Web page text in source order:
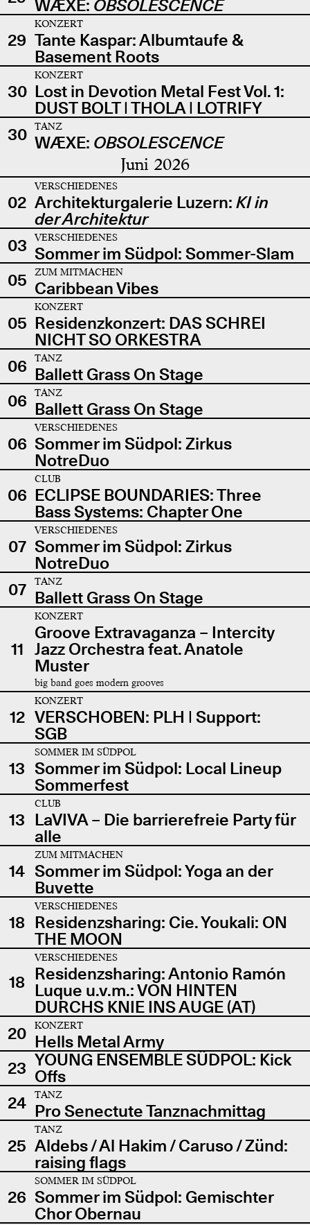
WÆXE: OBSOLESCENCE
29
KONZERT
Tante Kaspar: Albumtaufe &
Basement Roots
30
KONZERT
Lost in Devotion Metal Fest Vol. 1:
DUST BOLT | THOLA | LOTRIFY
30
TANZ
WÆXE: OBSOLESCENCE
Juni 2026
02
VERSCHIEDENES
Architekturgalerie Luzern: KI in
der Architektur
03
VERSCHIEDENES
Sommer im Südpol: Sommer-Slam
05
ZUM MITMACHEN
Caribbean Vibes
05
KONZERT
Residenzkonzert: DAS SCHREI
NICHT SO ORKESTRA
06
TANZ
Ballett Grass On Stage
06
TANZ
Ballett Grass On Stage
06
VERSCHIEDENES
Sommer im Südpol: Zirkus
NotreDuo
06
CLUB
ECLIPSE BOUNDARIES: Three
Bass Systems: Chapter One
07
VERSCHIEDENES
Sommer im Südpol: Zirkus
NotreDuo
07
TANZ
Ballett Grass On Stage
11
KONZERT
Groove Extravaganza – Intercity
Jazz Orchestra feat. Anatole
Muster
big band goes modern grooves
12
KONZERT
VERSCHOBEN: PLH | Support:
SGB
13
SOMMER IM SÜDPOL
Sommer im Südpol: Local Lineup
Sommerfest
13
CLUB
LaVIVA – Die barrierefreie Party für
alle
14
ZUM MITMACHEN
Sommer im Südpol: Yoga an der
Buvette
18
VERSCHIEDENES
Residenzsharing: Cie. Youkali: ON
THE MOON
18
VERSCHIEDENES
Residenzsharing: Antonio Ramón
Luque u.v.m.: VON HINTEN
DURCHS KNIE INS AUGE (AT)
20
KONZERT
Hells Metal Army
23 YOUNG ENSEMBLE SÜDPOL: Kick
Offs
24
TANZ
Pro Senectute Tanznachmittag
25
TANZ
Aldebs / Al Hakim / Caruso / Zünd:
raising flags
26
SOMMER IM SÜDPOL
Sommer im Südpol: Gemischter
Chor Obernau